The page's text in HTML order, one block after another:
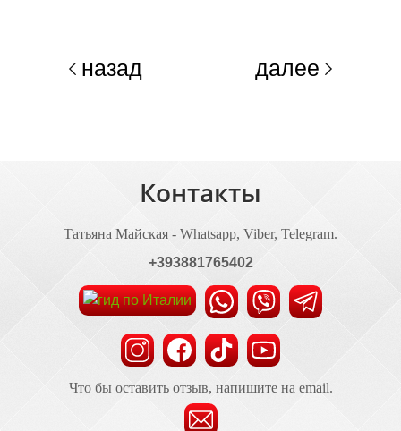
назад далее
Контакты
Татьяна Майская - Whatsapp, Viber, Telegram.
+393881765402
Что бы оставить отзыв, напишите на email.